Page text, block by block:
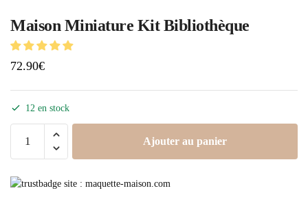
Maison Miniature Kit Bibliothèque
72.90€
12 en stock
Ajouter au panier